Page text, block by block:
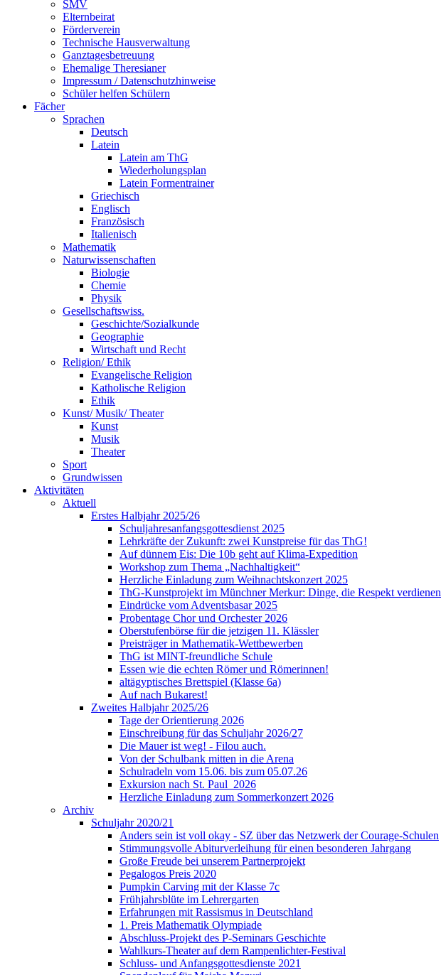
SMV
Elternbeirat
Förderverein
Technische Hausverwaltung
Ganztagesbetreuung
Ehemalige Theresianer
Impressum / Datenschutzhinweise
Schüler helfen Schülern
Fächer
Sprachen
Deutsch
Latein
Latein am ThG
Wiederholungsplan
Latein Formentrainer
Griechisch
Englisch
Französisch
Italienisch
Mathematik
Naturwissenschaften
Biologie
Chemie
Physik
Gesellschaftswiss.
Geschichte/Sozialkunde
Geographie
Wirtschaft und Recht
Religion/ Ethik
Evangelische Religion
Katholische Religion
Ethik
Kunst/ Musik/ Theater
Kunst
Musik
Theater
Sport
Grundwissen
Aktivitäten
Aktuell
Erstes Halbjahr 2025/26
Schuljahresanfangsgottesdienst 2025
Lehrkräfte der Zukunft: zwei Kunstpreise für das ThG!
Auf dünnem Eis: Die 10b geht auf Klima-Expedition
Workshop zum Thema „Nachhaltigkeit“
Herzliche Einladung zum Weihnachtskonzert 2025
ThG-Kunstprojekt im Münchner Merkur: Dinge, die Respekt verdienen
Eindrücke vom Adventsbasar 2025
Probentage Chor und Orchester 2026
Oberstufenbörse für die jetzigen 11. Klässler
Preisträger in Mathematik-Wettbewerben
ThG ist MINT-freundliche Schule
Essen wie die echten Römer und Römerinnen!
altägyptisches Brettspiel (Klasse 6a)
Auf nach Bukarest!
Zweites Halbjahr 2025/26
Tage der Orientierung 2026
Einschreibung für das Schuljahr 2026/27
Die Mauer ist weg! - Filou auch.
Von der Schulbank mitten in die Arena
Schulradeln vom 15.06. bis zum 05.07.26
Exkursion nach St. Paul_2026
Herzliche Einladung zum Sommerkonzert 2026
Archiv
Schuljahr 2020/21
Anders sein ist voll okay - SZ über das Netzwerk der Courage-Schulen
Stimmungsvolle Abiturverleihung für einen besonderen Jahrgang
Große Freude bei unserem Partnerprojekt
Pegalogos Preis 2020
Pumpkin Carving mit der Klasse 7c
Frühjahrsblüte im Lehrergarten
Erfahrungen mit Rassismus in Deutschland
1. Preis Mathematik Olympiade
Abschluss-Projekt des P-Seminars Geschichte
Wahlkurs-Theater auf dem Rampenlichter-Festival
Schluss- und Anfangsgottesdienste 2021